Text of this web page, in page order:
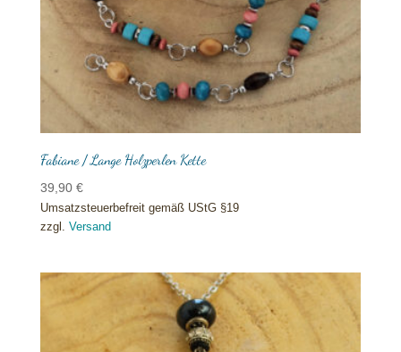
Fabiane / Lange Holzperlen Kette
39,90 €
Umsatzsteuerbefreit gemäß UStG §19
zzgl. Versand